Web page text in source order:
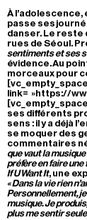
À l’adolescence,
passe ses
danser. Le reste
rues de Séoul.
sentiments et ses
évidence. Au
morceaux pour
link= »https://
ses différents
sens : il y a déjà
se moquer des
commentaires
que vaut la musique
préfère en faire une
If U Want It, une
« Dans la vie rien
Personnellement,
musique. Je
plus me sentir